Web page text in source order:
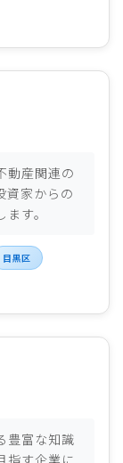
動産関連の
資家からの
す。
目黒区
豊富な知識